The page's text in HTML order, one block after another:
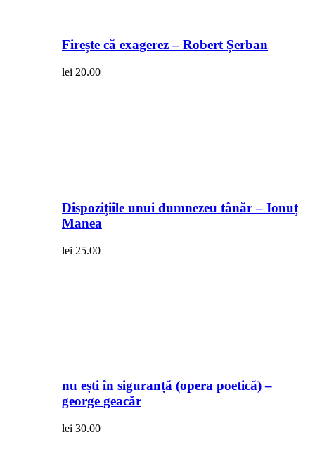
Firește că exagerez – Robert Șerban
lei 20.00
Dispozițiile unui dumnezeu tânăr – Ionuț
Manea
lei 25.00
nu ești în siguranță (opera poetică) –
george geacăr
lei 30.00